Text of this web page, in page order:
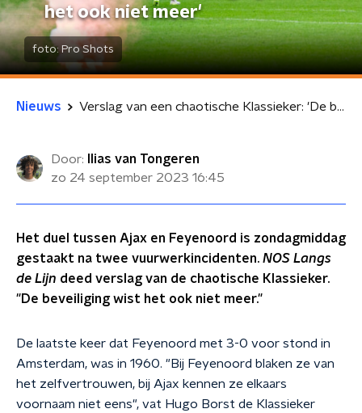
het ook niet meer'
foto: Pro Shots
Nieuws Verslag van een chaotische Klassieker: 'De beveiliging wist het ook niet meer'
Door:
Ilias van Tongeren
zo 24 september 2023 16:45
Het duel tussen Ajax en Feyenoord is zondagmiddag
gestaakt na twee vuurwerkincidenten. NOS Langs
de Lijn deed verslag van de chaotische Klassieker.
"De beveiliging wist het ook niet meer."
De laatste keer dat Feyenoord met 3-0 voor stond in
Amsterdam, was in 1960. "Bij Feyenoord blaken ze van
het zelfvertrouwen, bij Ajax kennen ze elkaars
voornaam niet eens", vat Hugo Borst de Klassieker